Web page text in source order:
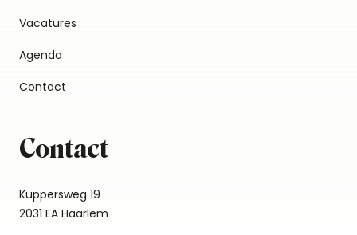
Vacatures
Agenda
Contact
Contact
Küppersweg 19
2031 EA Haarlem